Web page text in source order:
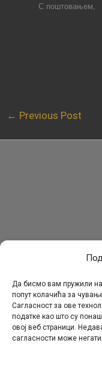
Да бисмо вам пружили
попут колачића за
Сагласност за ове
податке као што су
овој веб страници.
сагласности може
С поштовањем,
← Previous Post